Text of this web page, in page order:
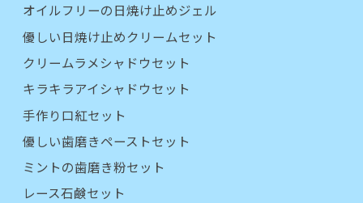
オイルフリーの日焼け止めジェル
優しい日焼け止めクリームセット
クリームラメシャドウセット
キラキラアイシャドウセット
手作り口紅セット
優しい歯磨きペーストセット
ミントの歯磨き粉セット
レース石鹸セット